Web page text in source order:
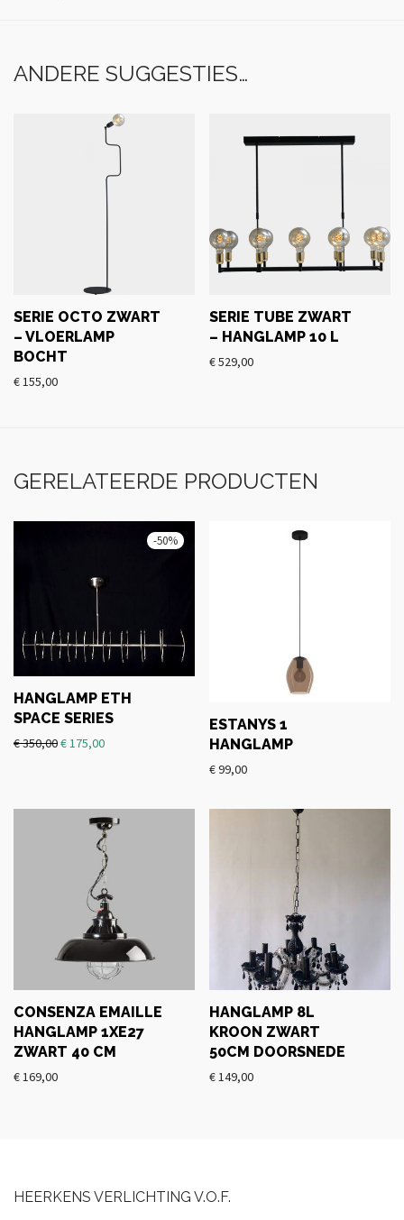
ANDERE SUGGESTIES…
SERIE OCTO ZWART
– VLOERLAMP
BOCHT
€155,00
SERIE TUBE ZWART
– HANGLAMP 10 L
€529,00
GERELATEERDE PRODUCTEN
-50%
HANGLAMP ETH
SPACE SERIES
€350,00€175,00
ESTANYS 1
HANGLAMP
€99,00
CONSENZA EMAILLE
HANGLAMP 1XE27
ZWART 40 CM
€169,00
HANGLAMP 8L
KROON ZWART
50CM DOORSNEDE
€149,00
HEERKENS VERLICHTING V.O.F.